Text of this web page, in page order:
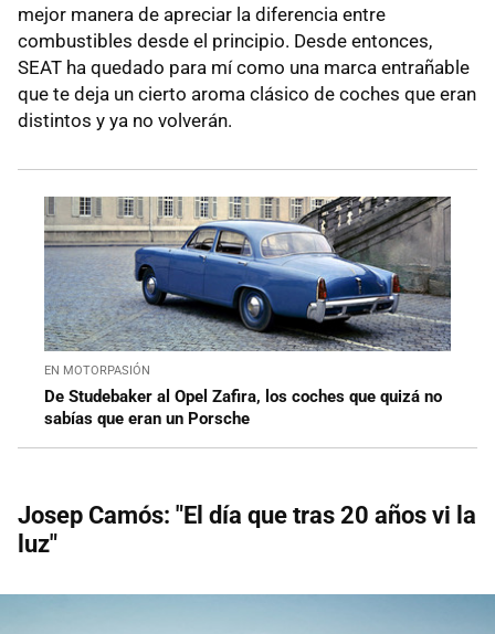
mejor manera de apreciar la diferencia entre
combustibles desde el principio. Desde entonces,
SEAT ha quedado para mí como una marca entrañable
que te deja un cierto aroma clásico de coches que eran
distintos y ya no volverán.
EN MOTORPASIÓN
De Studebaker al Opel Zafira, los coches que quizá no
sabías que eran un Porsche
Josep Camós: "El día que tras 20 años vi la
luz"